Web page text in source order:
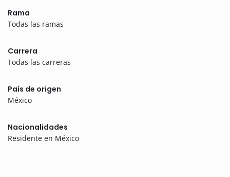
Rama
Todas las ramas
Carrera
Todas las carreras
País de origen
México
Nacionalidades
Residente en México